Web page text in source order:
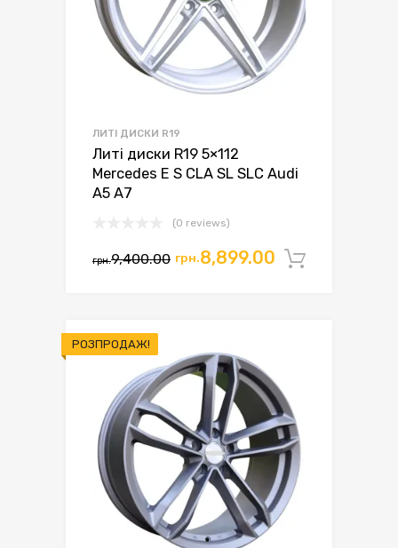
ЛИТІ ДИСКИ R19
Литі диски R19 5×112
Mercedes E S CLA SL SLC Audi
A5 A7
(0 reviews)
грн.9,400.00 грн.8,899.00
РОЗПРОДАЖ!